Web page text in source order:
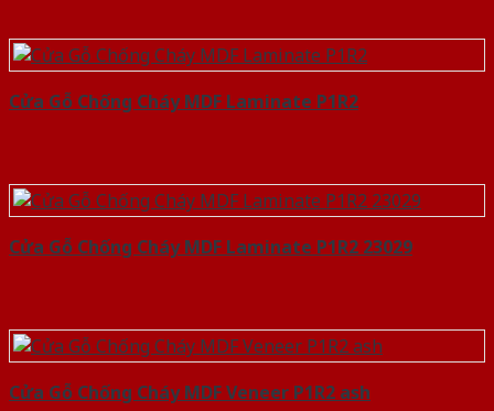
Cửa Gỗ Chống Cháy MDF Laminate P1R2
Cửa Gỗ Chống Cháy MDF Laminate P1R2 23029
Cửa Gỗ Chống Cháy MDF Veneer P1R2 ash